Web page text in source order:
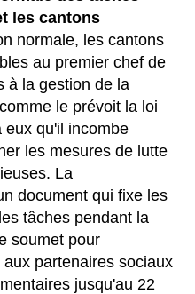
les cantons
normale, les cantons
au premier chef de
à la gestion de la
le prévoit la loi
eux qu'il incombe
les mesures de lutte
La
document qui fixe les
tâches pendant la
soumet pour
partenaires sociaux
jusqu'au 22